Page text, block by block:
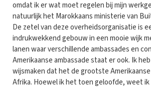
omdat ik er wat moet regelen bij mijn
natuurlijk het Marokkaans ministerie van
De zetel van deze overheidsorganisatie is
indrukwekkend gebouw in een mooie wijk
lanen waar verschillende ambassades en
Amerikaanse ambassade staat er ook. Ik
wijsmaken dat het de grootste Amerikaanse
Afrika. Hoewel ik het toen geloofde, weet